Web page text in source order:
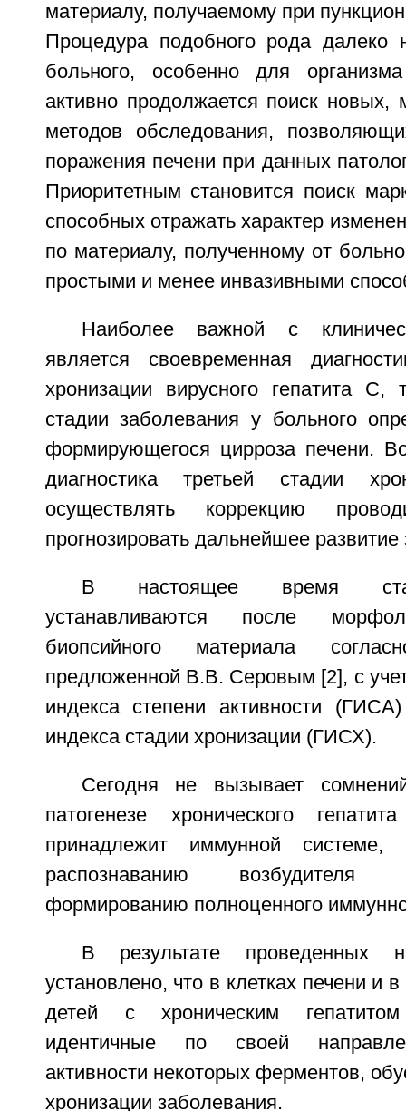
материалу, получаемому при
Процедура подобного рода далеко
больного, особенно для
активно продолжается поиск новых,
методов обследования,
поражения печени при данных
Приоритетным становится поиск
способных отражать характер
по материалу, полученному от
простыми и менее инвазивными
Наиболее важной с
является своевременная
хронизации вирусного гепатита
стадии заболевания у больного
формирующегося цирроза печени.
диагностика третьей стадии
осуществлять коррекцию
прогнозировать дальнейшее
В настоящее время
устанавливаются после
биопсийного материала
предложенной В.В. Серовым [2], с
индекса степени активности (ГИСА)
индекса стадии хронизации (ГИСХ).
Сегодня не вызывает
патогенезе хронического
принадлежит иммунной
распознаванию
формированию полноценного
В результате проведенных
установлено, что в клетках печени и
детей с хроническим
идентичные по своей
активности некоторых ферментов,
хронизации заболевания.